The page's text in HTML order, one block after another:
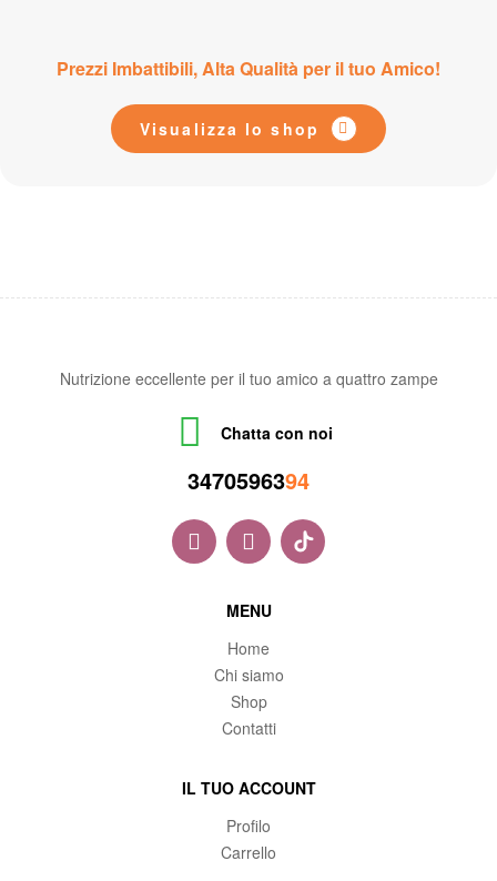
Prezzi Imbattibili, Alta Qualità per il tuo Amico!
Visualizza lo shop
Nutrizione eccellente per il tuo amico a quattro zampe
Chatta con noi
3470596394
MENU
Home
Chi siamo
Shop
Contatti
IL TUO ACCOUNT
Profilo
Carrello